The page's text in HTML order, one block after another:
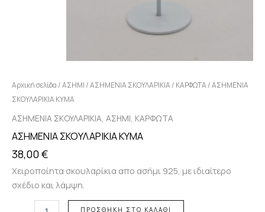
Αρχική σελίδα /ΑΣΗΜΙ /ΑΣΗΜΕΝΙΑ ΣΚΟΥΛΑΡΙΚΙΑ / ΚΑΡΦΩΤΑ / ΑΣΗΜΕΝΙΑ
ΣΚΟΥΛΑΡΙΚΙΑ ΚΥΜΑ
ΑΣΗΜΕΝΙΑ ΣΚΟΥΛΑΡΙΚΙΑ, ΑΣΗΜΙ, ΚΑΡΦΩΤΑ
ΑΣΗΜΕΝΙΑ ΣΚΟΥΛΑΡΙΚΙΑ ΚΥΜΑ
38,00€
Χειροποίητα σκουλαρίκια απο ασήμι 925, με ιδιαίτερο
σχέδιο και λάμψη.
ΠΡΟΣΘΉΚΗ ΣΤΟ ΚΑΛΆΘΙ